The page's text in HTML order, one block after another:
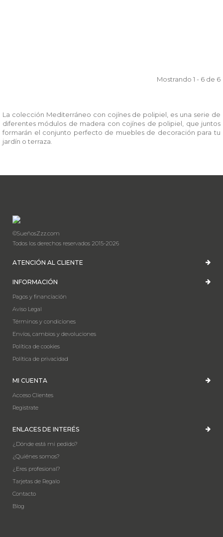
Mostrando 1 - 6 de 6
La colección Mediterráneo con cojínes de polipiel, es una serie de
diferentes módulos de madera con cojínes de polipiel, que juntos
formarán el conjunto perfecto de muebles de decoración para tu
jardín o terraza.
©SueñosZzz.com
Todos los derechos reservados 2015-2026
ATENCIÓN AL CLIENTE
INFORMACIÓN
Pagos y financiación
Aviso Legal
Términos y condiciones
Envíos, cambios y devoluciones
Política de cookies
Política de privacidad
MI CUENTA
Acceso Clientes
Registrate
ENLACES DE INTERÉS
¿Dónde está mi pedido?
¿Quiénes somos?
¿Eres profesional?
Tarjetas de Regalo
Contacto
Blog